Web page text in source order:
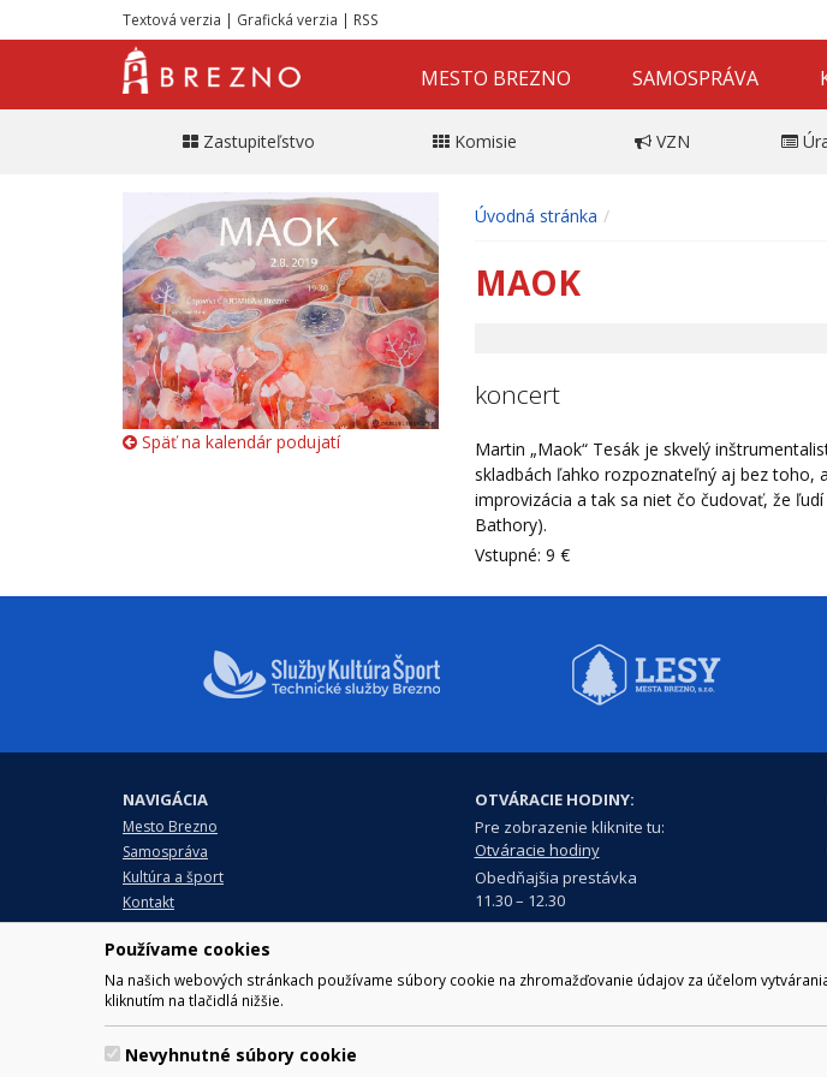
Používame cookies
Na našich webových stránkach používame súbory cookie na zhromažďovanie údajov za účelom
kliknutím na tlačidlá nižšie.
Nevyhnutné súbory cookie
Textová verzia | Grafická verzia | RSS
MESTO BREZNO SAMOSPRÁVA
Zastupiteľstvo Komisie VZN
Späť na kalendár podujatí
Úvodná stránka
MAOK
koncert
Martin „Maok“ Tesák je skvelý
skladbách ľahko rozpoznateľný aj bez toho,
improvizácia a tak sa niet čo čudovať, že
Bathory).
Vstupné: 9 €
NAVIGÁCIA
Mesto Brezno
Samospráva
Kultúra a šport
Kontakt
OTVÁRACIE HODINY:
Pre zobrazenie kliknite tu:
Otváracie hodiny
Obedňajšia prestávka
11.30 – 12.30
© 2017 Mesto Brezno, Námestie gen. M. R. Štefánika 1, Brezno 977 01
Za obsah zodpovedá Mesto Brezno. Technický prevádzkovateľ: Arrabella, s.r.o. ,
Prehlásenie o prístupnosti